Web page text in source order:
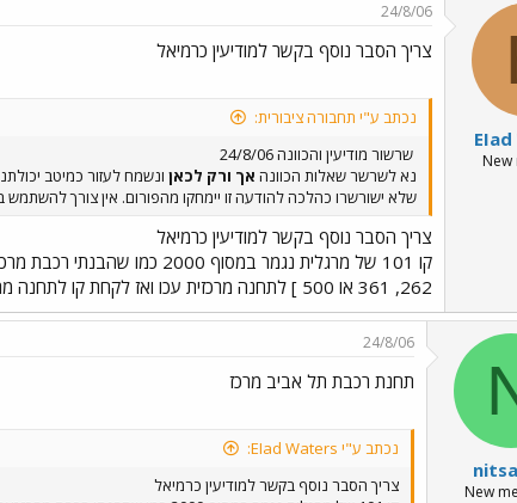
24/8/06
צריך הסבר נוסף בקשר למודיעין כרמיאל
נכתב ע"י תחבורה ציבורית:
שרשור מודיעין והכוונה 24/8/06
נא לשרשר שאלות הכוונה אך ורק לכאן ונשמח לעזור כמיטב
שלא ישורשרו כהלכה להודעה זו יימחקו מהפורום. אין צורך להשתמש
צריך הסבר נוסף בקשר למודיעין כרמיאל
קו 101 של מרגלית נגמר
262, 361 או 500 ] לתחנה מרכזית עכו ואז לקחת קו לתחנה מרכזית כרמיאל? הבנתי נכון? תודה רבה רבה =]
New
24/8/06
תחנת רכבת תל אביב מרכז
נכתב ע"י EIad Waters:
צריך הסבר נוסף בקשר למודיעין כרמיאל